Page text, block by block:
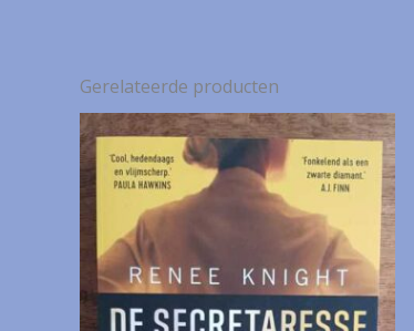
Gerelateerde producten